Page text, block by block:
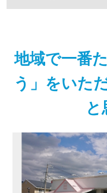
地域で一番
う」をいた
と